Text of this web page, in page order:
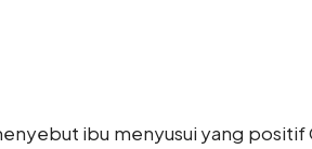
ibu menyusui yang positif